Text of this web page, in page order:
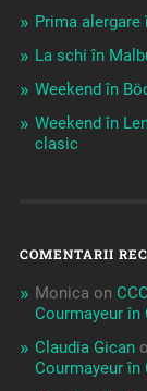
Prima
La schi în
Weekend în
Weekend în
clasic
COMENTARII
Monica on
Courmayeur în
Claudia Gican
Courmayeur în